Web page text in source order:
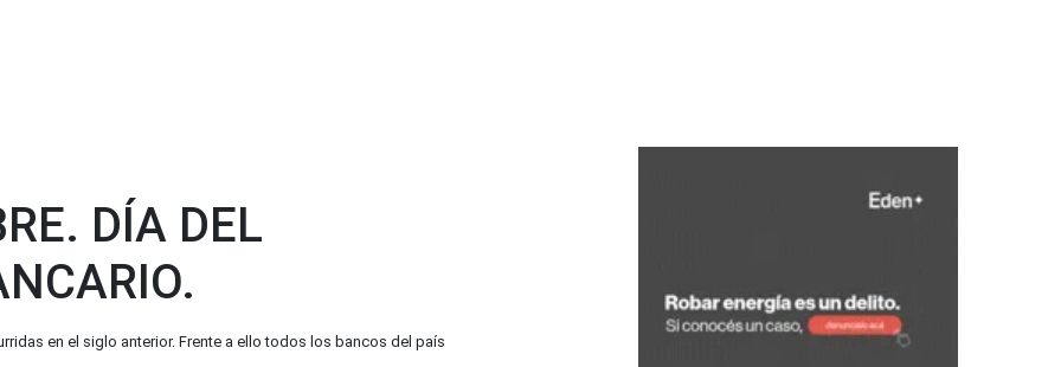
DÍA DEL
en el siglo anterior. Frente a ello todos los bancos del país